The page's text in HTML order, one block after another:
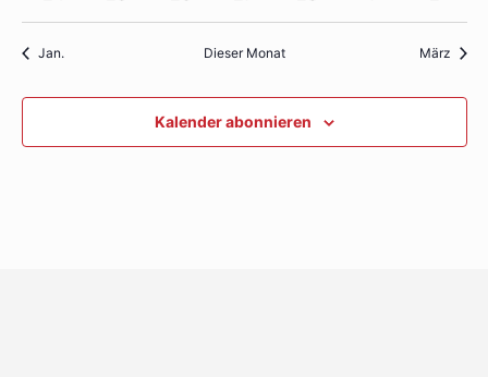
Veranstaltungen
Veranstaltungen
Veranstaltungen
Veranstaltungen
Veranstaltungen
Jan. Dieser Monat März
Kalender abonnieren